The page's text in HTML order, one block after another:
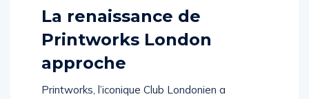
La renaissance de
Printworks London
approche
Printworks, l’iconique Club Londonien a